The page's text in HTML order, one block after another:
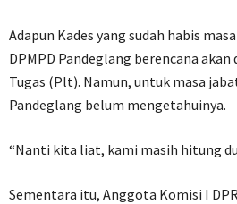
Adapun Kades yang sudah habis
DPMPD Pandeglang berencana
Tugas (Plt). Namun, untuk masa
Pandeglang belum mengetahuinya.
“Nanti kita liat, kami masih hitung
Sementara itu, Anggota Komisi I